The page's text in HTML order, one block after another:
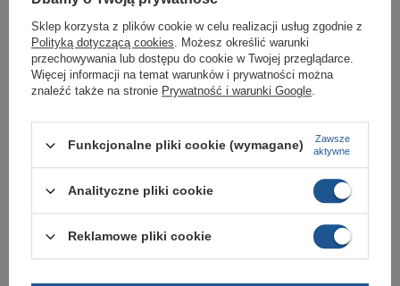
Kupując w naszym sklepie internetowym masz gwarancję, że towar jest
oryginalny i pochodzi z oficjalnej sieci dystrybucyjnej.
W ciągu 30 dni możesz dokonać zwrotu bądź wymiany towaru bez
podania przyczyny.
Marka Ipanema
Symbol
Gwarancja Gwarancja
Kolor
Sklep korzysta z plików cookie w celu realizacji usług zgodnie z
Polityką dotyczącą cookies. Możesz określić warunki
przechowywania lub dostępu do cookie w Twojej przeglądarce.
Więcej informacji na temat warunków i prywatności można
znaleźć także na stronie Prywatność i warunki Google.
Funkcjonalne pliki cookie (wymagane)
Zawsze
aktywne
Analityczne pliki cookie
Reklamowe pliki cookie